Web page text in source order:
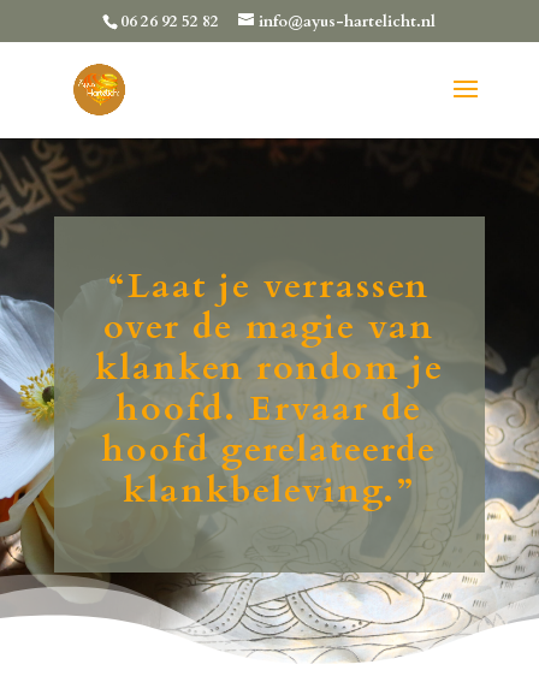
06 26 92 52 82 info@ayus-hartelicht.nl
“Laat je verrassen
over de magie van
klanken rondom je
hoofd. Ervaar de
hoofd gerelateerde
klankbeleving.”